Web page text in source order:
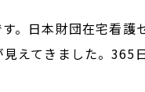
。日本財団在宅看護
えてきました。365